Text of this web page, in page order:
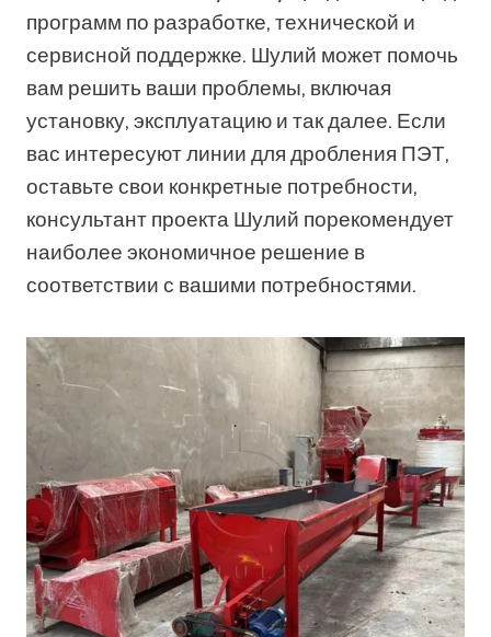
программ по разработке, технической и
сервисной поддержке. Шулий может помочь
вам решить ваши проблемы, включая
установку, эксплуатацию и так далее. Если
вас интересуют линии для дробления ПЭТ,
оставьте свои конкретные потребности,
консультант проекта Шулий порекомендует
наиболее экономичное решение в
соответствии с вашими потребностями.